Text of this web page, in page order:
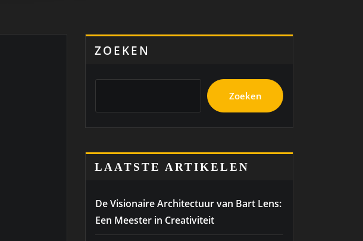
ZOEKEN
Zoeken
LAATSTE ARTIKELEN
De Visionaire Architectuur van Bart Lens:
Een Meester in Creativiteit